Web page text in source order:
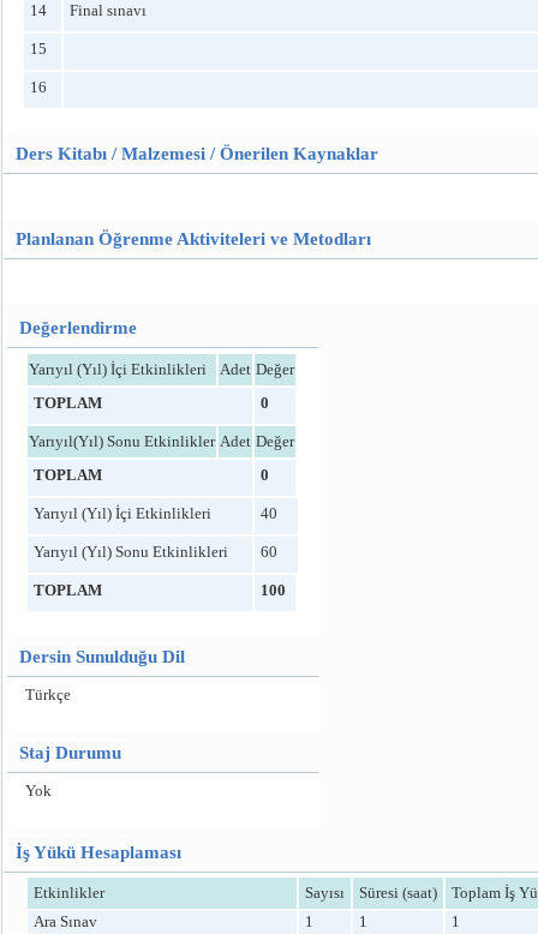
14 Final sınavı
15
16
Ders Kitabı / Malzemesi / Önerilen Kaynaklar
Planlanan Öğrenme Aktiviteleri ve Metodları
Değerlendirme
Yarıyıl (Yıl) İçi Etkinlikleri Adet Değer
TOPLAM
0
Yarıyıl(Yıl) Sonu Etkinlikler Adet Değer
TOPLAM
0
Yarıyıl (Yıl) İçi Etkinlikleri 40
Yarıyıl (Yıl) Sonu Etkinlikleri 60
TOPLAM 100
Dersin Sunulduğu Dil
Türkçe
Staj Durumu
Yok
İş Yükü Hesaplaması
Etkinlikler Sayısı Süresi (saat)
Toplam İş
Ara Sınav
1 1
1